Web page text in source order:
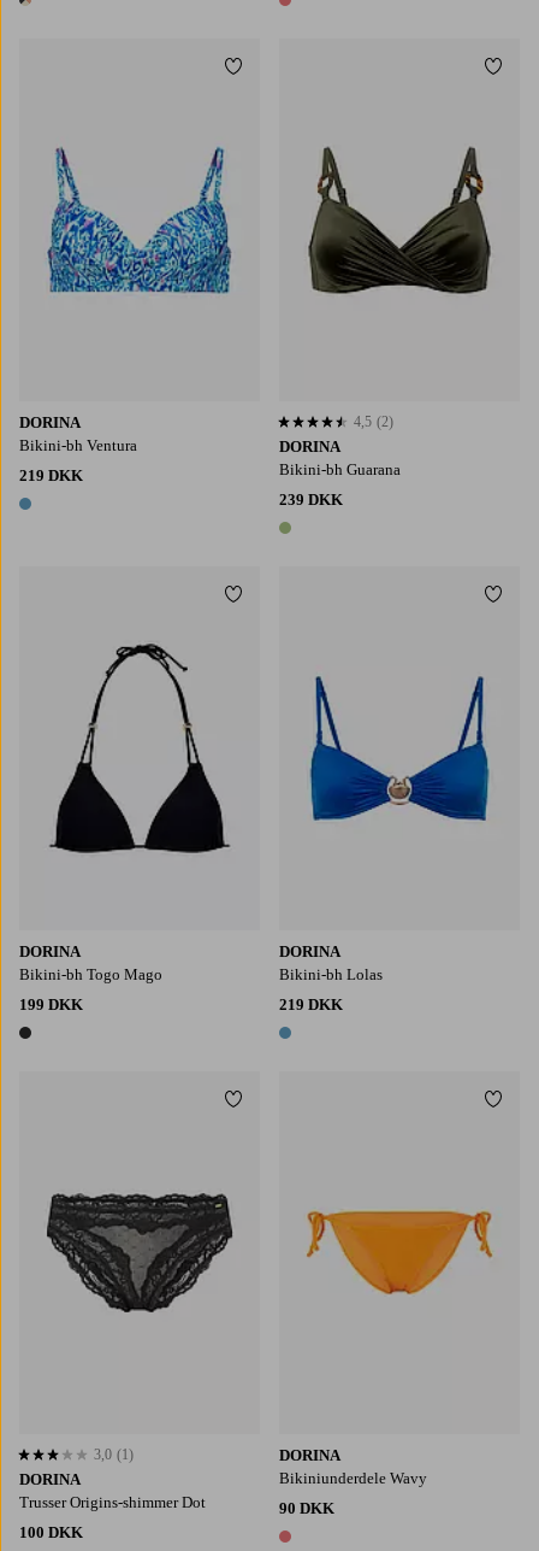
1 farve 1 farve
DORINA
Bikini-bh Ventura
219 DKK
1 farve
Tilføj til favoritter
DORINA
Bikini-bh Guarana
239 DKK
1 farve
4,5 baseret på 2 bedømmelser
4,5 (2)
DORINA
Bikini-bh Togo Mago
199 DKK
1 farve
Tilføj til favoritter
DORINA
Bikini-bh Lolas
219 DKK
1 farve
DORINA
Trusser Origins-shimmer Dot
100 DKK
3,0 baseret på 1 bedømmelser
3,0 (1)
Tilføj til favoritter
DORINA
Bikiniunderdele Wavy
90 DKK
1 farve